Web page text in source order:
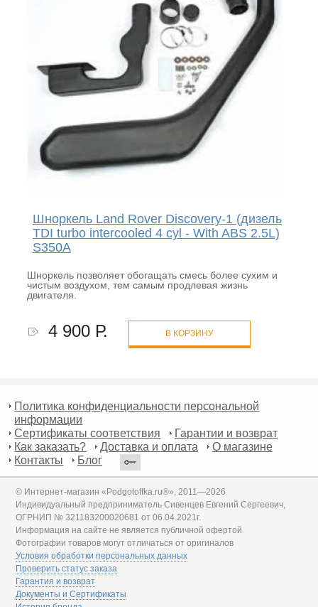
Шноркель Land Rover Discovery-1 (дизель
TDI turbo intercooled 4 cyl - With ABS 2.5L)
S350A
Шноркель позволяет обогащать смесь более сухим и
чистым воздухом, тем самым продлевая жизнь
двигателя.
4 900 Р. В КОРЗИНУ
Политика конфиденциальности персональной
информации
Сертификаты соответствия
Гарантии и возврат
Как заказать?
Доставка и оплата
О магазине
Контакты
Блог
© Интернет-магазин «Podgotoffka.ru®», 2011—2026
Индивидуальный предприниматель Сивенцев Евгений Сергеевич,
ОГРНИП № 321183200020681 от 06.04.2021г.
Информация на сайте не является публичной офертой
Фотографии товаров могут отличаться от оригиналов
Условия обработки персональных данных
Проверить статус заказа
Гарантия и возврат
Документы и Сертификаты